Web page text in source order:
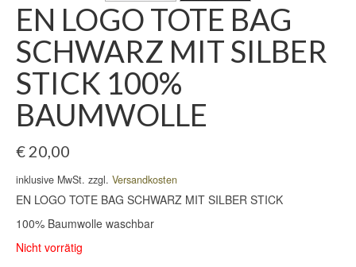
EN LOGO TOTE BAG
SCHWARZ MIT SILBER
STICK 100%
BAUMWOLLE
€ 20,00
inklusive MwSt. zzgl. Versandkosten
EN LOGO TOTE BAG SCHWARZ MIT SILBER STICK
100% Baumwolle waschbar
Nicht vorrätig